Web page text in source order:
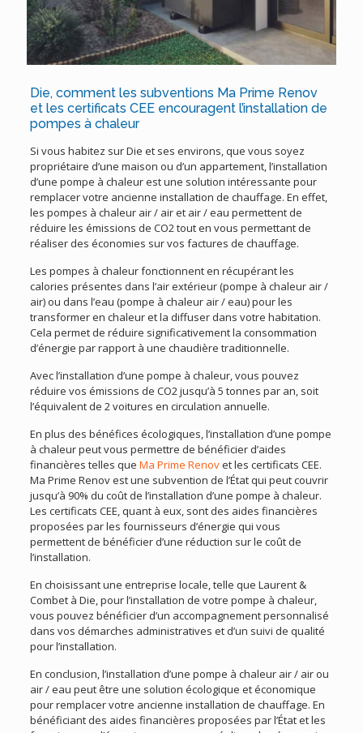
Die, comment les subventions Ma Prime Renov
et les certificats CEE encouragent l’installation de
pompes à chaleur
Si vous habitez sur Die et ses environs, que vous soyez
propriétaire d’une maison ou d’un appartement, l’installation
d’une pompe à chaleur est une solution intéressante pour
remplacer votre ancienne installation de chauffage. En effet,
les pompes à chaleur air / air et air / eau permettent de
réduire les émissions de CO2 tout en vous permettant de
réaliser des économies sur vos factures de chauffage.
Les pompes à chaleur fonctionnent en récupérant les
calories présentes dans l’air extérieur (pompe à chaleur air /
air) ou dans l’eau (pompe à chaleur air / eau) pour les
transformer en chaleur et la diffuser dans votre habitation.
Cela permet de réduire significativement la consommation
d’énergie par rapport à une chaudière traditionnelle.
Avec l’installation d’une pompe à chaleur, vous pouvez
réduire vos émissions de CO2 jusqu’à 5 tonnes par an, soit
l’équivalent de 2 voitures en circulation annuelle.
En plus des bénéfices écologiques, l’installation d’une pompe
à chaleur peut vous permettre de bénéficier d’aides
financières telles que Ma Prime Renovet les certificats CEE.
Ma Prime Renov est une subvention de l’État qui peut couvrir
jusqu’à 90% du coût de l’installation d’une pompe à chaleur.
Les certificats CEE, quant à eux, sont des aides financières
proposées par les fournisseurs d’énergie qui vous
permettent de bénéficier d’une réduction sur le coût de
l’installation.
En choisissant une entreprise locale, telle que Laurent &
Combet à Die, pour l’installation de votre pompe à chaleur,
vous pouvez bénéficier d’un accompagnement personnalisé
dans vos démarches administratives et d’un suivi de qualité
pour l’installation.
En conclusion, l’installation d’une pompe à chaleur air / air ou
air / eau peut être une solution écologique et économique
pour remplacer votre ancienne installation de chauffage. En
bénéficiant des aides financières proposées par l’État et les